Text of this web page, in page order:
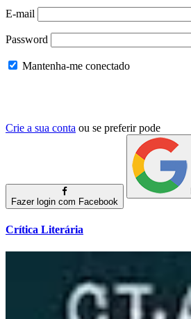
E-mail
Password
Mantenha-me conectado
Crie a sua conta ou se preferir pode
Fazer login com Facebook
Crítica Literária